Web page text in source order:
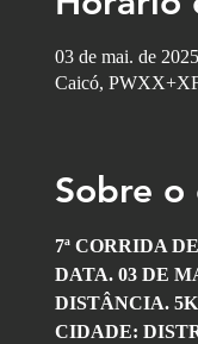
03 de mai. de
Caicó,
Sobre o
7ª CORRIDA
DATA. 03 DE
DISTÂNCIA.
CIDADE: